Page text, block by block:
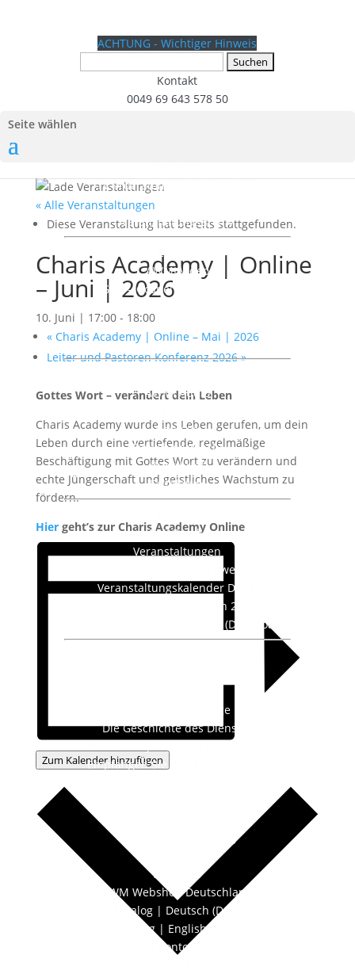
ACHTUNG - Wichtiger Hinweis
Kontakt
0049 69 643 578 50
TV Programm für diese Woche
TV Archiv
Veranstaltungsarchiv
English
AWMI Video
GTN – Gospel Truth Network
Podcast
AWMI Audio
Deutsch
Tägliche Andacht
Rundbrief
Faltblätter
AWMI Reading
Veranstaltungen
Deutschland Österreich Schweiz (DACH)
Veranstaltungskalender DACH
Überblick Veranstaltungen 2026 in
Deutschland und Österreich (Download)
Charis Bible College
Die Geschichte des Dienstes
Empfangen Sie den Heiligen Geist
Datenschutzerklärung
Webshop
AWM Webshop Deutschland
AWM Katalog | Deutsch (Download)
AWM Catalog | English (Download)
Mein Konto / Login
Seite wählen
« Alle Veranstaltungen
Diese Veranstaltung hat bereits stattgefunden.
Charis Academy | Online
– Juni | 2026
10. Juni | 17:00- 18:00
«Charis Academy | Online – Mai | 2026
Leiter und Pastoren Konferenz 2026»
Gottes Wort – verändert dein Leben
Charis Academy wurde ins Leben gerufen, um dein
Leben durch eine vertiefende, regelmäßige
Beschäftigung mit Gottes Wort zu verändern und
echte Jüngerschaft und geistliches Wachstum zu
fördern.
Hiergeht’s zur Charis Academy Online
Zum Kalender hinzufügen